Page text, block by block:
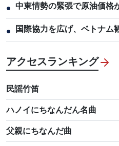
● 中東情勢の緊張で原油価格
● 国際協力を広げ、ベトナム
アクセスランキング
民謡竹笛
ハノイにちなんだん名曲
父親にちなんだ曲